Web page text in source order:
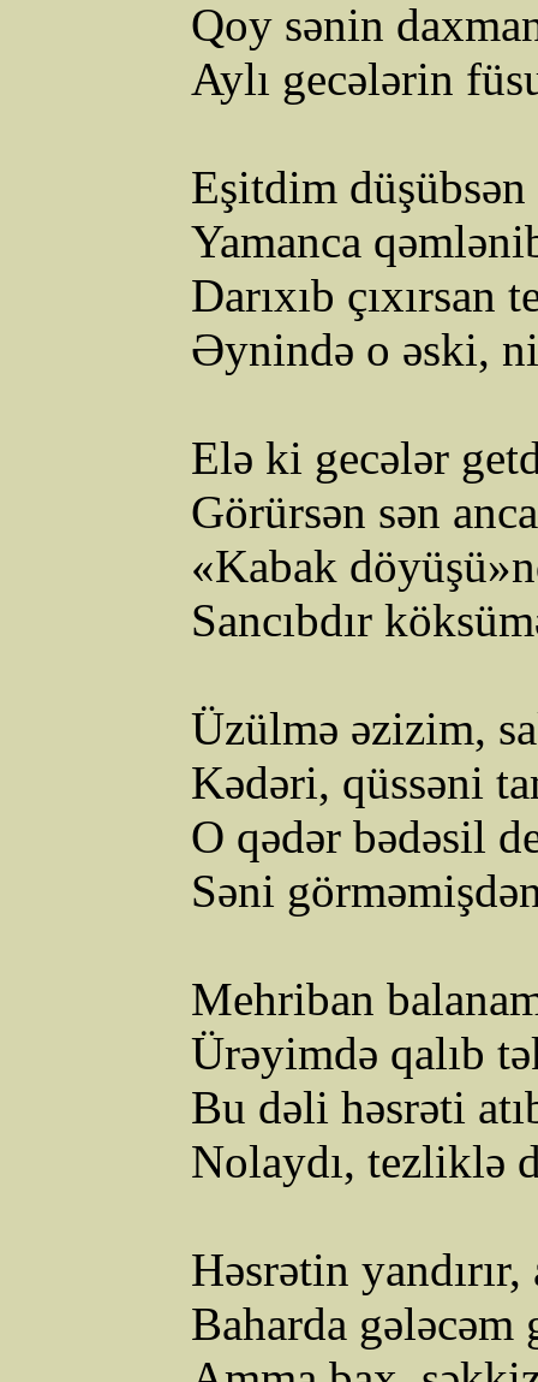
Qoy sənin
Aylı gecələrin
Eşitdim düşübsən
Yamanca
Darıxıb çıxırsan
Əynində o əski,
Elə ki gecələr
Görürsən sən
«Kabak döyüşü»
Sancıbdır
Üzülmə əzizim,
Kədəri, qüssəni
O qədər bədəsil
Səni
Mehriban
Ürəyimdə qalıb
Bu dəli həsrəti
Nolaydı,tezliklə
Həsrətin
Baharda gələcəm